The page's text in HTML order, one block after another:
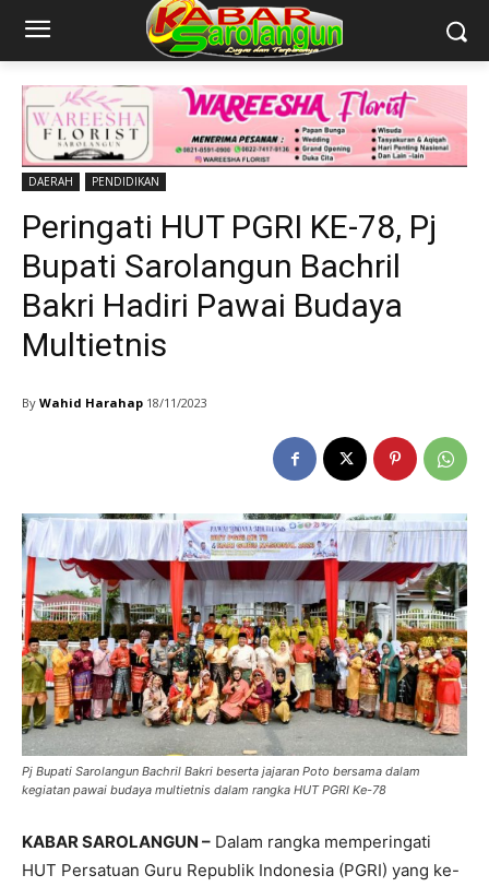
DAERAH PENDIDIKAN
Peringati HUT PGRI KE-78, Pj
Bupati Sarolangun Bachril
Bakri Hadiri Pawai Budaya
Multietnis
By Wahid Harahap 18/11/2023
Pj Bupati Sarolangun Bachril Bakri beserta jajaran Poto bersama dalam
kegiatan pawai budaya multietnis dalam rangka HUT PGRI Ke-78
KABAR SAROLANGUN – Dalam rangka memperingati
HUT Persatuan Guru Republik Indonesia (PGRI) yang ke-